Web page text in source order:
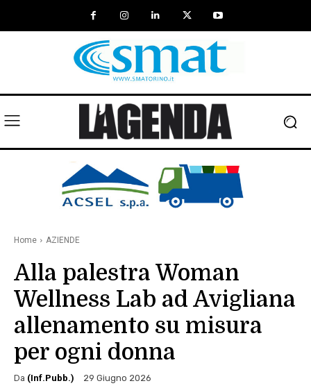
Home AZIENDE
Alla palestra Woman
Wellness Lab ad Avigliana
allenamento su misura
per ogni donna
Da (Inf.Pubb.) 29 Giugno 2026